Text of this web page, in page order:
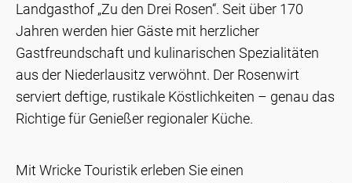
Landgasthof „Zu den Drei Rosen“. Seit über 170
Jahren werden hier Gäste mit herzlicher
Gastfreundschaft und kulinarischen Spezialitäten
aus der Niederlausitz verwöhnt. Der Rosenwirt
serviert deftige, rustikale Köstlichkeiten – genau das
Richtige für Genießer regionaler Küche.
Mit Wricke Touristik erleben Sie einen